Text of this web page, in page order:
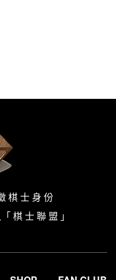
棋 士 身 份
棋 士 聯 盟 」